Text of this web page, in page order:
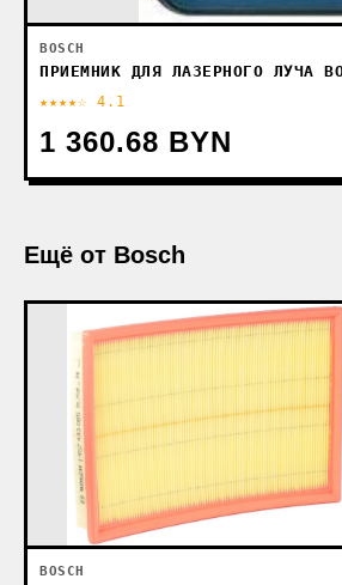
BOSCH
ПРИЕМНИК ДЛЯ ЛАЗЕРНОГО ЛУЧА
★★★★☆ 4.1
1 360.68 BYN
Ещё от Bosch
BOSCH